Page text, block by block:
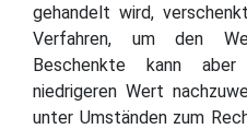
gehandelt wird,
Verfahren, um den
Beschenkte kann
niedrigeren Wert
unter Umständen zum